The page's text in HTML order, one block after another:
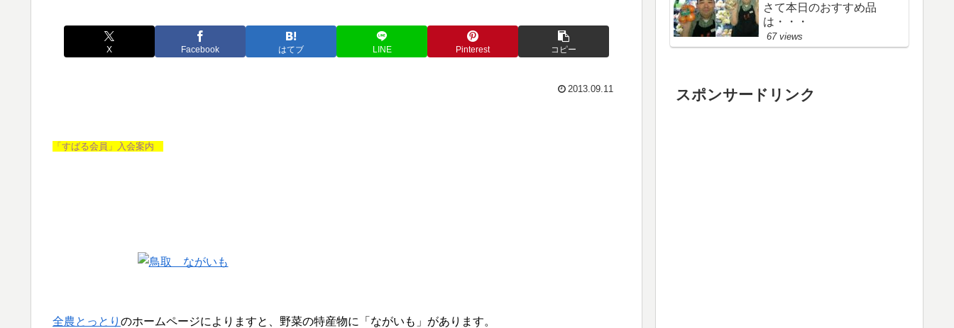
X Facebook はてブ LINE Pinterest コピー
2013.09.11
「すばる会員」入会案内
全農とっとり のホームページによりますと、野菜の特産物に「ながいも」があります。
さて本日のおすすめ品
は・・・
67 views
スポンサードリンク